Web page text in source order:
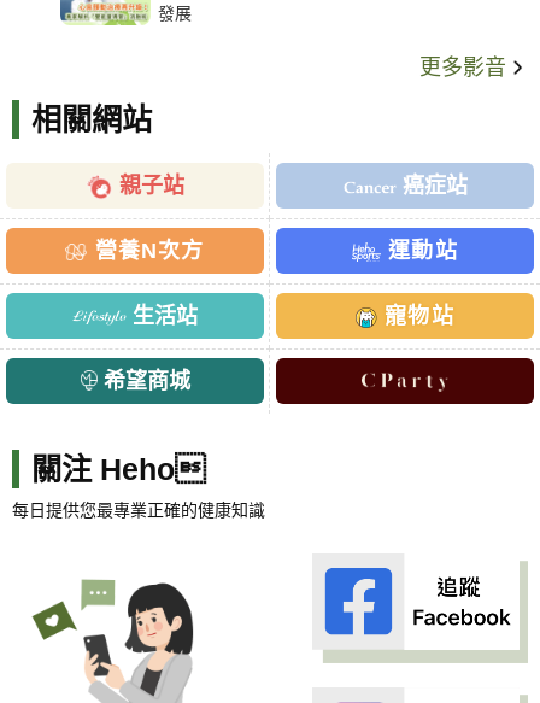
發展
更多影音
相關網站
親子站 癌症站
營養N次方 運動站
生活站 寵物站
希望商城
關注 Heho
每日提供您最專業正確的健康知識